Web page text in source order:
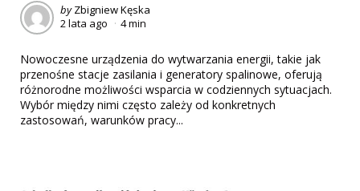
Posted
by
by Zbigniew Kęska
2 lata ago
4 min
Nowoczesne urządzenia do wytwarzania energii, takie jak
przenośne stacje zasilania i generatory spalinowe, oferują
różnorodne możliwości wsparcia w codziennych sytuacjach.
Wybór między nimi często zależy od konkretnych
zastosowań, warunków pracy...